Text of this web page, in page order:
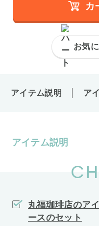
カ
お気
アイテム説明 ア
アイテム説明
丸福珈琲店のア
ースのセット